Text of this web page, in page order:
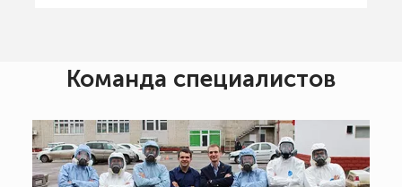
Команда специалистов